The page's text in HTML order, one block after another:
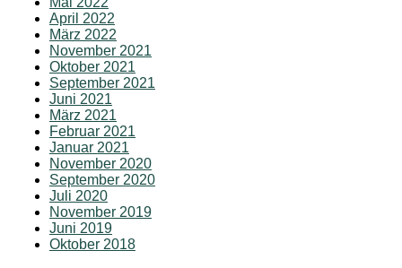
April 2022
März 2022
November 2021
Oktober 2021
September 2021
Juni 2021
März 2021
Februar 2021
Januar 2021
November 2020
September 2020
Juli 2020
November 2019
Juni 2019
Oktober 2018